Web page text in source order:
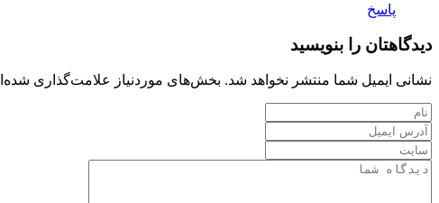
پاسخ
دیدگاهتان را بنویسید
نشانی ایمیل شما منتشر نخواهد شد. بخش‌های موردنیاز علامت‌گذاری